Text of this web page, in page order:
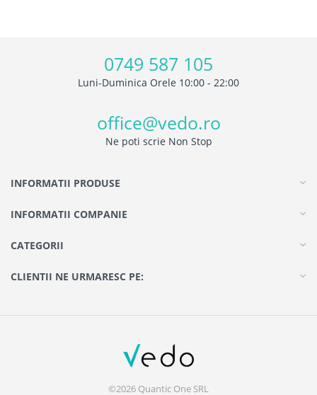
0749 587 105
Luni-Duminica Orele 10:00 - 22:00
office@vedo.ro
Ne poti scrie Non Stop
INFORMATII PRODUSE
INFORMATII COMPANIE
CATEGORII
CLIENTII NE URMARESC PE:
©2026 Quantic One SRL